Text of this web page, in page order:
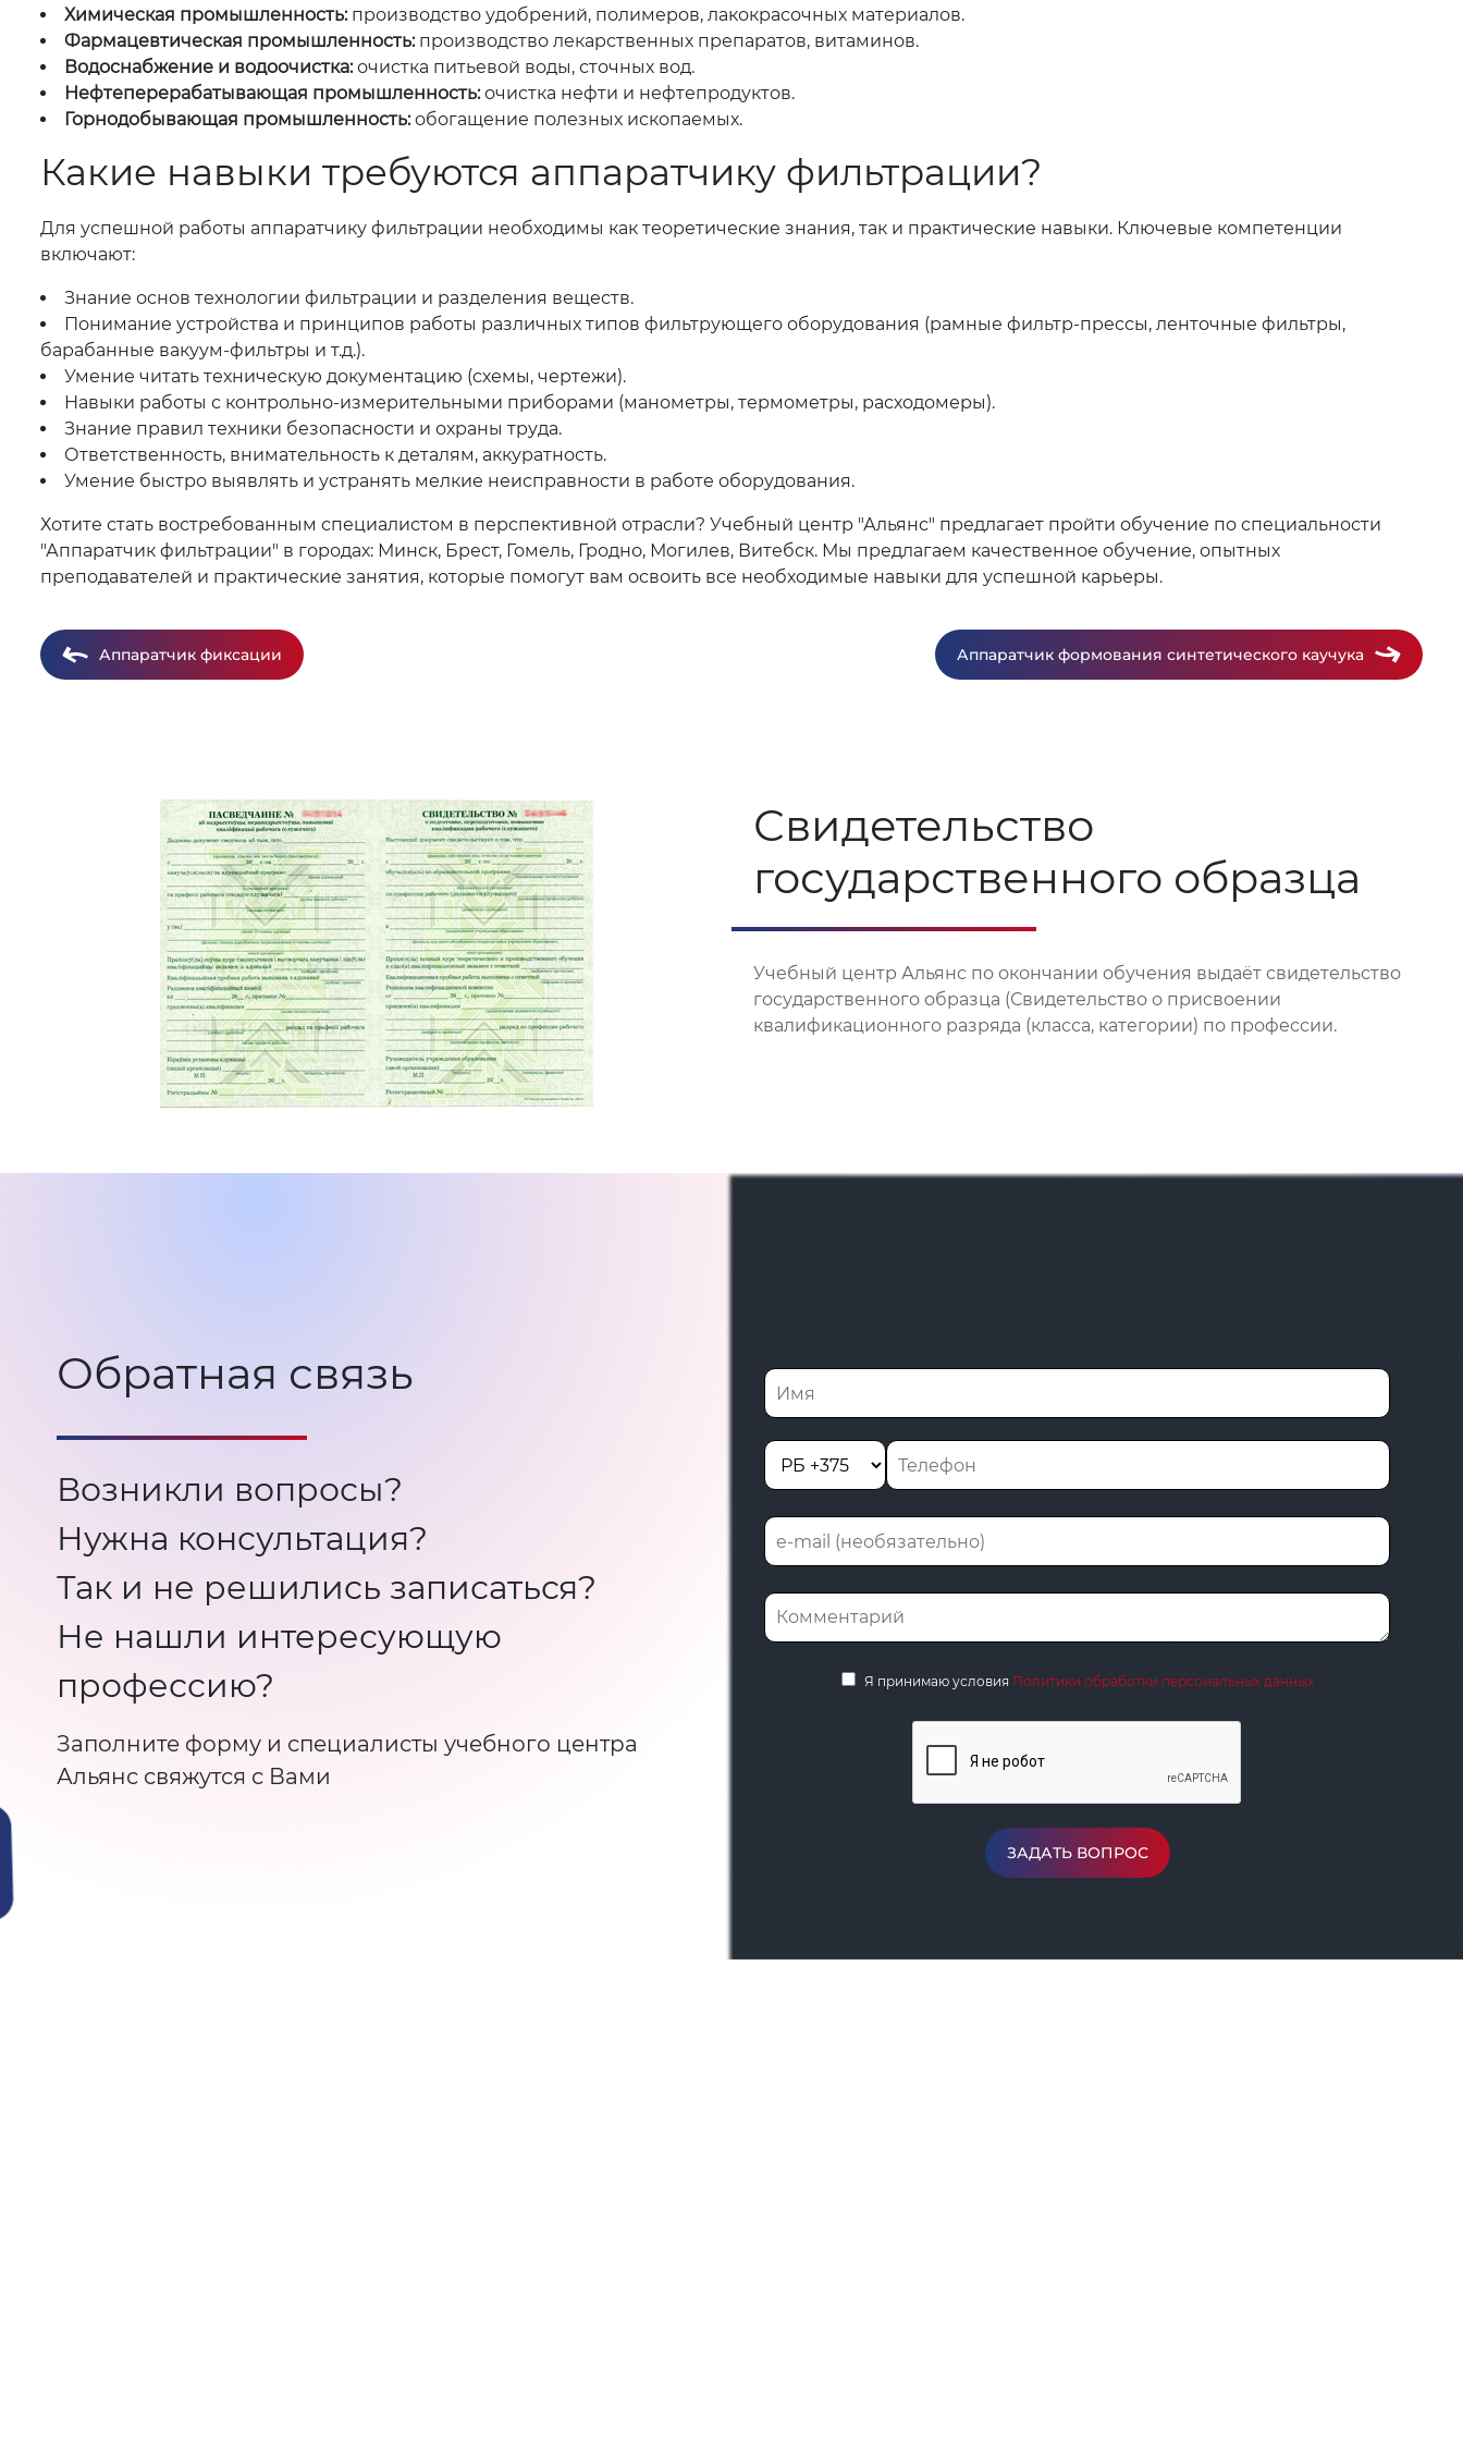
Химическая промышленность:производство удобрений, полимеров, лакокрасочных материалов.
Фармацевтическая промышленность:производство лекарственных препаратов, витаминов.
Водоснабжение и водоочистка:очистка питьевой воды, сточных вод.
Нефтеперерабатывающая промышленность:очистка нефти и нефтепродуктов.
Горнодобывающая промышленность:обогащение полезных ископаемых.
Какие навыки требуются аппаратчику фильтрации?
Для успешной работы аппаратчику фильтрации необходимы как теоретические знания, так и практические навыки. Ключевые компетенции
включают:
Знание основ технологии фильтрации и разделения веществ.
Понимание устройства и принципов работы различных типов фильтрующего оборудования (рамные фильтр-прессы, ленточные фильтры,
барабанные вакуум-фильтры и т.д.).
Умение читать техническую документацию (схемы, чертежи).
Навыки работы с контрольно-измерительными приборами (манометры, термометры, расходомеры).
Знание правил техники безопасности и охраны труда.
Ответственность, внимательность к деталям, аккуратность.
Умение быстро выявлять и устранять мелкие неисправности в работе оборудования.
Хотите стать востребованным специалистом в перспективной отрасли? Учебный центр "Альянс" предлагает пройти обучение по специальности
"Аппаратчик фильтрации" в городах: Минск, Брест, Гомель, Гродно, Могилев, Витебск. Мы предлагаем качественное обучение, опытных
преподавателей и практические занятия, которые помогут вам освоить все необходимые навыки для успешной карьеры.
Аппаратчик фиксации Аппаратчик формования синтетического каучука
Свидетельство
государственного образца
Учебный центр Альянс по окончании обучения выдаёт свидетельство
государственного образца (Свидетельство о присвоении
квалификационного разряда (класса, категории) по профессии.
Обратная связь
Возникли вопросы?
Нужна консультация?
Так и не решились записаться?
Не нашли интересующую
профессию?
Заполните форму и специалисты учебного центра
Альянс свяжутся с Вами
Я принимаю условия Политики обработки персональных данных
ЗАДАТЬ ВОПРОС